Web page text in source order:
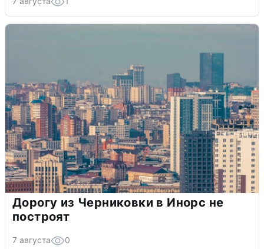
Дорогу из Черниковки в Инорс не
построят
7 августа 0